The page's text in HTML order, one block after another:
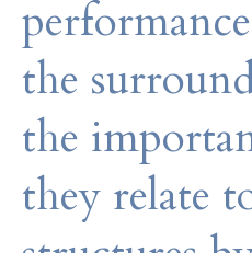
the
the
they relate